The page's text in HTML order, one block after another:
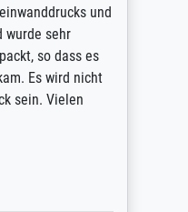
und
wurde sehr
so dass es
Es wird nicht
sein. Vielen